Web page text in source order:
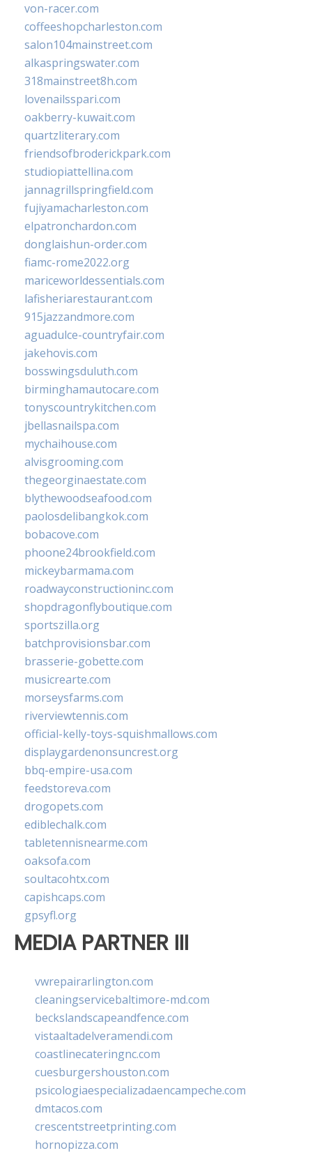
von-racer.com
coffeeshopcharleston.com
salon104mainstreet.com
alkaspringswater.com
318mainstreet8h.com
lovenailsspari.com
oakberry-kuwait.com
quartzliterary.com
friendsofbroderickpark.com
studiopiattellina.com
jannagrillspringfield.com
fujiyamacharleston.com
elpatronchardon.com
donglaishun-order.com
fiamc-rome2022.org
mariceworldessentials.com
lafisheriarestaurant.com
915jazzandmore.com
aguadulce-countryfair.com
jakehovis.com
bosswingsduluth.com
birminghamautocare.com
tonyscountrykitchen.com
jbellasnailspa.com
mychaihouse.com
alvisgrooming.com
thegeorginaestate.com
blythewoodseafood.com
paolosdelibangkok.com
bobacove.com
phoone24brookfield.com
mickeybarmama.com
roadwayconstructioninc.com
shopdragonflyboutique.com
sportszilla.org
batchprovisionsbar.com
brasserie-gobette.com
musicrearte.com
morseysfarms.com
riverviewtennis.com
official-kelly-toys-squishmallows.com
displaygardenonsuncrest.org
bbq-empire-usa.com
feedstoreva.com
drogopets.com
ediblechalk.com
tabletennisnearme.com
oaksofa.com
soultacohtx.com
capishcaps.com
gpsyfl.org
MEDIA PARTNER III
vwrepairarlington.com
cleaningservicebaltimore-md.com
beckslandscapeandfence.com
vistaaltadelveramendi.com
coastlinecateringnc.com
cuesburgershouston.com
psicologiaespecializadaencampeche.com
dmtacos.com
crescentstreetprinting.com
hornopizza.com